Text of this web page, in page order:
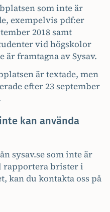
som inte är
exempelvis pdf:er
2018 samt
vid högskolor
framtagna av Sysav.
är textade, men
efter 23 september
kan använda
sysav.se som inte är
brister i
kan du kontakta oss på